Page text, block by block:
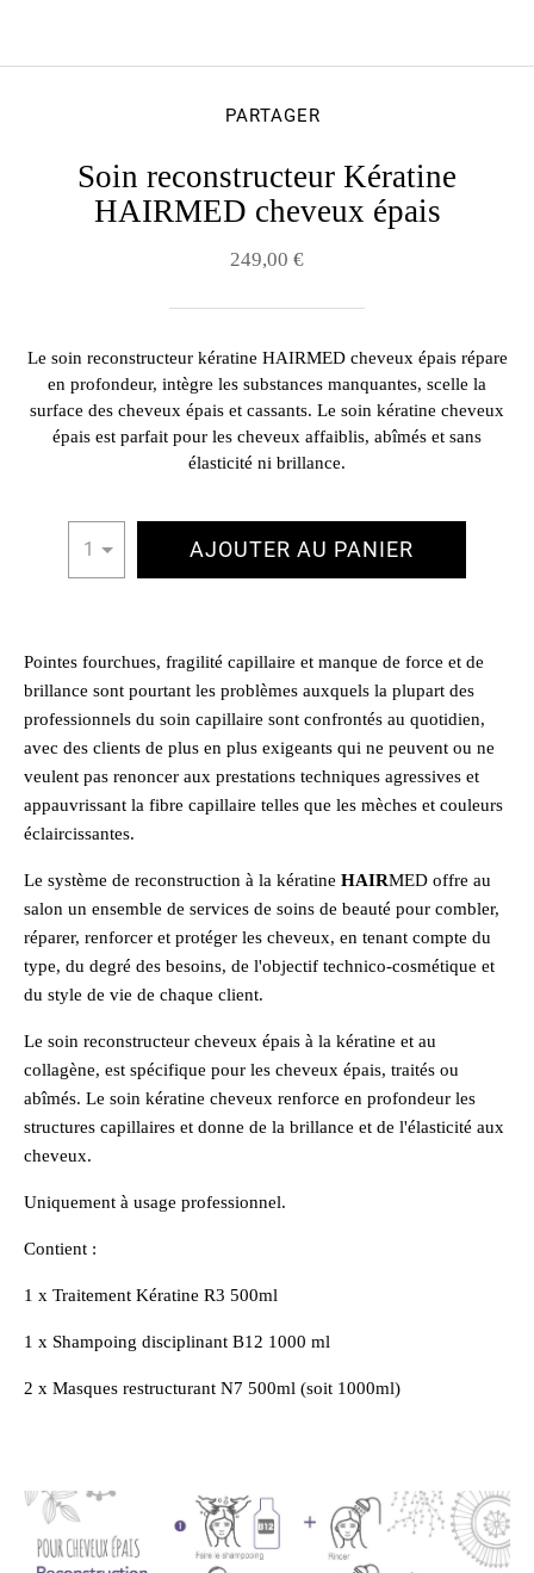
PARTAGER
Soin reconstructeur Kératine
HAIRMED cheveux épais
249,00 €
Le soin reconstructeur kératine HAIRMED cheveux épais répare
en profondeur, intègre les substances manquantes, scelle la
surface des cheveux épais et cassants. Le soin kératine cheveux
épais est parfait pour les cheveux affaiblis, abîmés et sans
élasticité ni brillance.
1 AJOUTER AU PANIER
Pointes fourchues, fragilité capillaire et manque de force et de
brillance sont pourtant les problèmes auxquels la plupart des
professionnels du soin capillaire sont confrontés au quotidien,
avec des clients de plus en plus exigeants qui ne peuvent ou ne
veulent pas renoncer aux prestations techniques agressives et
appauvrissant la fibre capillaire telles que les mèches et couleurs
éclaircissantes.
Le système de reconstruction à la kératine HAIRMED offre au
salon un ensemble de services de soins de beauté pour combler,
réparer, renforcer et protéger les cheveux, en tenant compte du
type, du degré des besoins, de l'objectif technico-cosmétique et
du style de vie de chaque client.
Le soin reconstructeur cheveux épais à la kératine et au
collagène, est spécifique pour les cheveux épais, traités ou
abîmés. Le soin kératine cheveux renforce en profondeur les
structures capillaires et donne de la brillance et de l'élasticité aux
cheveux.
Uniquement à usage professionnel.
Contient :
1 x Traitement Kératine R3 500ml
1 x Shampoing disciplinant B12 1000 ml
2 x Masques restructurant N7 500ml (soit 1000ml)